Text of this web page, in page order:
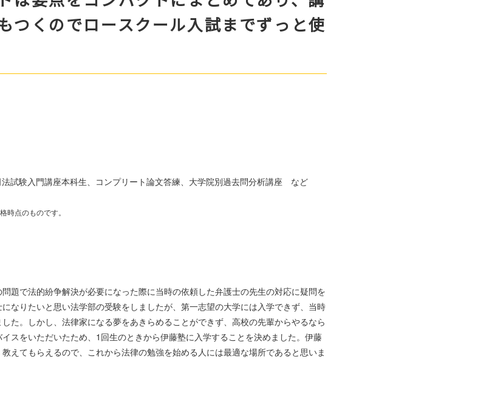
つくのでロースクール入試までずっと使
試験入門講座本科生、コンプリート論文答練、大学院別過去問分析講座 など
時点のものです。
題で法的紛争解決が必要になった際に当時の依頼した弁護士の先生の対応に疑問を
なりたいと思い法学部の受験をしましたが、第一志望の大学には入学できず、当時
た。しかし、法律家になる夢をあきらめることができず、高校の先輩からやるなら
スをいただいたため、1回生のときから伊藤塾に入学することを決めました。伊藤
えてもらえるので、これから法律の勉強を始める人には最適な場所であると思いま